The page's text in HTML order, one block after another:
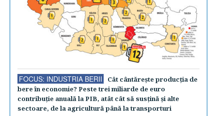
FOCUS: INDUSTRIA BERII
Cât cântăreşte producţia de
bere în economie? Peste trei miliarde de euro
contribuţie anuală la PIB, atât cât să susţină şi alte
sectoare, de la agricultură până la transporturi